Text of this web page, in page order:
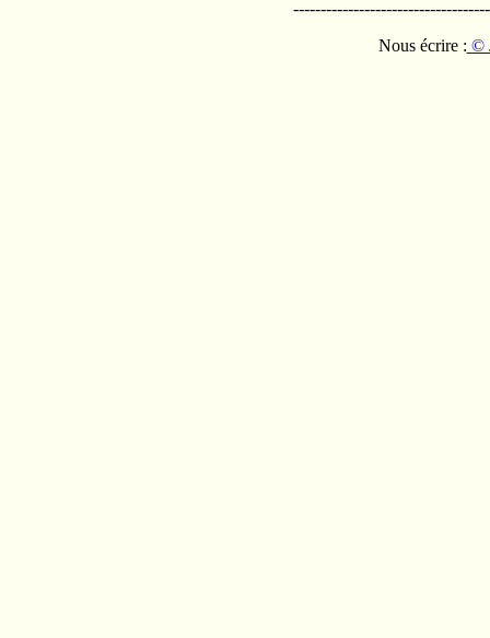
Nous écrire : ©